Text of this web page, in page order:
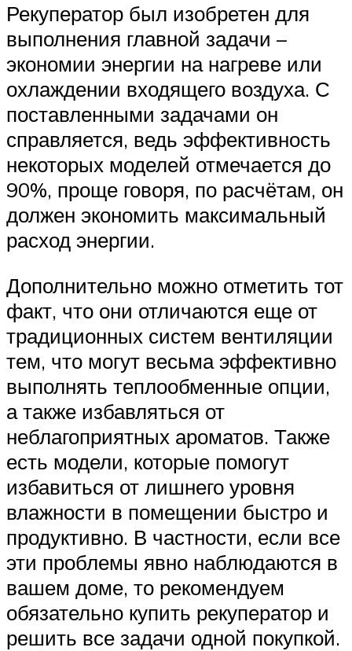
Рекуператор был изобретен для
выполнения главной задачи –
экономии энергии на нагреве или
охлаждении входящего воздуха. С
поставленными задачами он
справляется, ведь эффективность
некоторых моделей отмечается до
90%, проще говоря, по расчётам, он
должен экономить максимальный
расход энергии.
Дополнительно можно отметить тот
факт, что они отличаются еще от
традиционных систем вентиляции
тем, что могут весьма эффективно
выполнять теплообменные опции,
а также избавляться от
неблагоприятных ароматов. Также
есть модели, которые помогут
избавиться от лишнего уровня
влажности в помещении быстро и
продуктивно. В частности, если все
эти проблемы явно наблюдаются в
вашем доме, то рекомендуем
обязательно купить рекуператор и
решить все задачи одной покупкой.